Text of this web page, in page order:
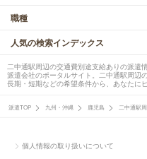
職種
人気の検索インデックス
二中通駅周辺の交通費別途支給ありの派遣
派遣会社のポータルサイト。二中通駅周辺
長期・短期などの希望条件から、あなたに
派遣TOP 九州・沖縄 鹿児島 二中通駅
個人情報の取り扱いについて